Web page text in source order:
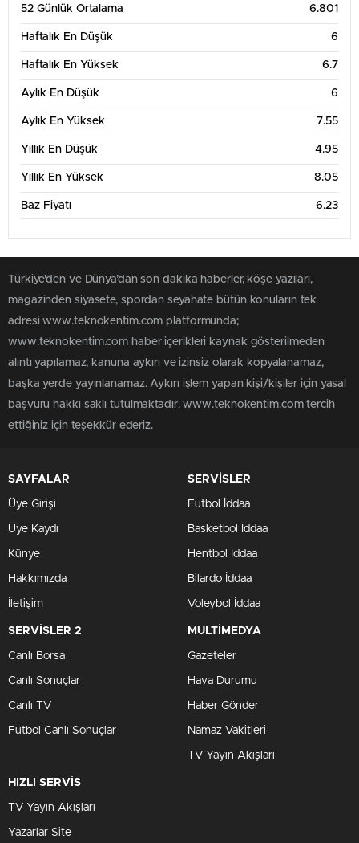
Haz '26 Ağu '26
4
5
6
8
1 Yıllık Grafik Tablosu
Eki '25 Nis '26
5
6
8
3 Yıllık Grafik Tablosu
2024
6
10
52 Günlük Ortalama 6.801
Haftalık En Düşük 6
Haftalık En Yüksek 6.7
Aylık En Düşük 6
Aylık En Yüksek 7.55
Yıllık En Düşük 4.95
Yıllık En Yüksek 8.05
Baz Fiyatı 6.23
Türkiye'den ve Dünya’dan son dakika haberler, köşe yazıları,
magazinden siyasete, spordan seyahate bütün konuların tek
adresi www.teknokentim.com platformunda;
www.teknokentim.com haber içerikleri kaynak gösterilmeden
alıntı yapılamaz, kanuna aykırı ve izinsiz olarak kopyalanamaz,
başka yerde yayınlanamaz. Aykırı işlem yapan kişi/kişiler için yasal
başvuru hakkı saklı tutulmaktadır. www.teknokentim.com tercih
ettiğiniz için teşekkür ederiz.
SAYFALAR
Üye Girişi
Üye Kaydı
Künye
Hakkımızda
İletişim
SERVİSLER
Futbol İddaa
Basketbol İddaa
Hentbol İddaa
Bilardo İddaa
Voleybol İddaa
SERVİSLER 2
Canlı Borsa
Canlı Sonuçlar
Canlı TV
Futbol Canlı Sonuçlar
MULTİMEDYA
Gazeteler
Hava Durumu
Haber Gönder
Namaz Vakitleri
TV Yayın Akışları
HIZLI SERVİS
TV Yayın Akışları
Yazarlar Site